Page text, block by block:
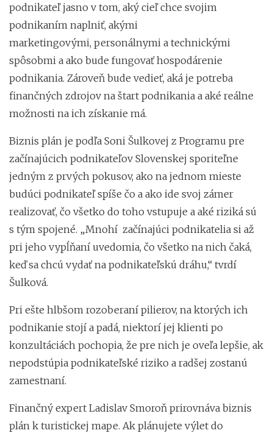
podnikateľ jasno v tom, aký cieľ chce svojim
podnikaním naplniť, akými
marketingovými, personálnymi a technickými
spôsobmi a ako bude fungovať hospodárenie
podnikania. Zároveň bude vedieť, aká je potreba
finančných zdrojov na štart podnikania a aké reálne
možnosti na ich získanie má.
Biznis plán je podľa Soni Šulkovej z Programu pre
začínajúcich podnikateľov Slovenskej sporiteľne
jedným z prvých pokusov, ako na jednom mieste
budúci podnikateľ spíše čo a ako ide svoj zámer
realizovať, čo všetko do toho vstupuje a aké riziká sú
s tým spojené. „Mnohí začínajúci podnikatelia si až
pri jeho vypĺňaní uvedomia, čo všetko na nich čaká,
keď sa chcú vydať na podnikateľskú dráhu,“ tvrdí
Šulková.
Pri ešte hlbšom rozoberaní pilierov, na ktorých ich
podnikanie stojí a padá, niektorí jej klienti po
konzultáciách pochopia, že pre nich je oveľa lepšie, ak
nepodstúpia podnikateľské riziko a radšej zostanú
zamestnaní.
Finančný expert Ladislav Smoroň prirovnáva biznis
plán k turistickej mape. Ak plánujete výlet do